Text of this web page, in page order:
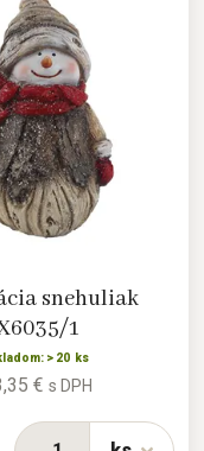
snehuliak
1
> 20 ks
€ s DPH